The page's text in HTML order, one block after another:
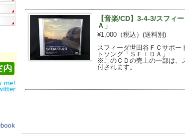
【音楽/CD】3-4-3/スフィ
Ａ」
¥1,000（税込） (送料別)
スフィーダ世田谷ＦＣサポー
トソング「ＳＦＩＤＡ」
※このＣＤの売上の一部は、
付されます。